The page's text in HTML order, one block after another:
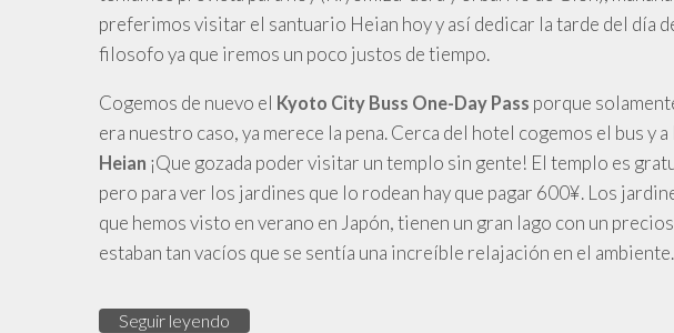
preferimos visitar el santuario Heian hoy y así dedicar la tarde del día
filosofo ya que iremos un poco justos de tiempo.
Cogemos de nuevo el Kyoto City Buss One-Day Pass porque
era nuestro caso, ya merece la pena. Cerca del hotel cogemos el bus y
Heian ¡Que gozada poder visitar un templo sin gente! El templo es
pero para ver los jardines que lo rodean hay que pagar 600¥. Los
que hemos visto en verano en Japón, tienen un gran lago con un
estaban tan vacíos que se sentía una increíble relajación en el ambiente.
Seguir leyendo